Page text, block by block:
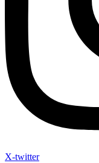
X-twitter